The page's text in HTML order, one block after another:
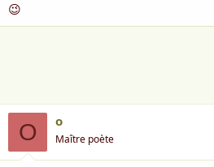
😉
O o
Maître poète